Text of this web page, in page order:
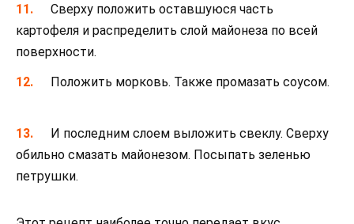
Сверху положить оставшуюся часть
картофеля и распределить слой майонеза по всей
поверхности.
Положить морковь. Также промазать соусом.
И последним слоем выложить свеклу. Сверху
обильно смазать майонезом. Посыпать зеленью
петрушки.